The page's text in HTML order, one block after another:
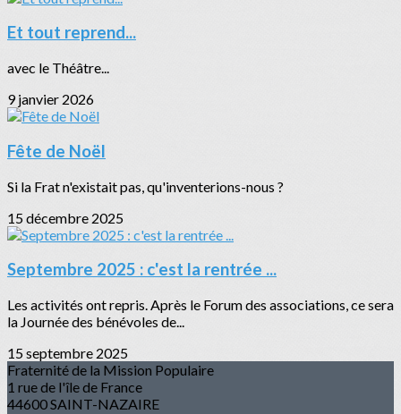
Et tout reprend...
avec le Théâtre...
9 janvier 2026
Fête de Noël
Si la Frat n'existait pas, qu'inventerions-nous ?
15 décembre 2025
Septembre 2025 : c'est la rentrée ...
Les activités ont repris. Après le Forum des associations, ce sera
la Journée des bénévoles de...
15 septembre 2025
Fraternité de la Mission Populaire
1 rue de l'île de France
44600 SAINT-NAZAIRE